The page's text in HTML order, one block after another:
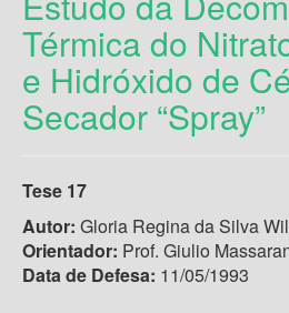
Térmica do
e Hidróxido de
Secador “Spray”
Tese 17
Autor: Gloria Regina da Silva
Orientador: Prof. Giulio
Data de Defesa: 11/05/1993